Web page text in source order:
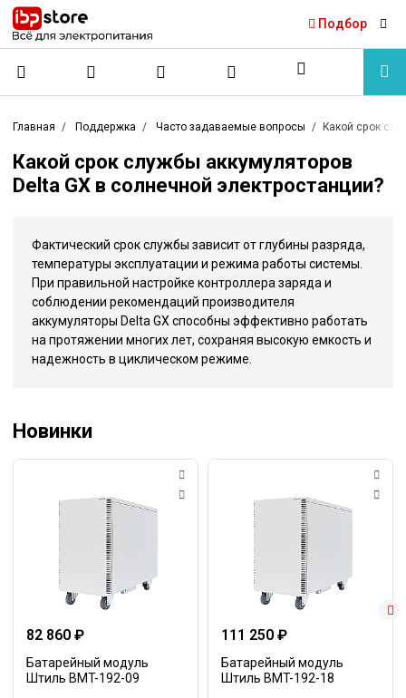
Подбор
Главная Поддержка Часто задаваемые вопросы Какой срок
Какой срок службы аккумуляторов
Delta GX в солнечной электростанции?
Фактический срок службы зависит от глубины разряда,
температуры эксплуатации и режима работы системы.
При правильной настройке контроллера заряда и
соблюдении рекомендаций производителя
аккумуляторы Delta GX способны эффективно работать
на протяжении многих лет, сохраняя высокую емкость и
надежность в циклическом режиме.
Новинки
82 860 ₽
Батарейный модуль
Штиль BMT-192-09
111 250 ₽
Батарейный модуль
Штиль BMT-192-18